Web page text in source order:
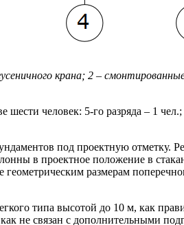
крана; 2 –
человек: 5-го разряда – 1 чел.;
под проектную отметку.
в проектное положение в
размерам
типа высотой до 10 м, как
не связан с дополнительными